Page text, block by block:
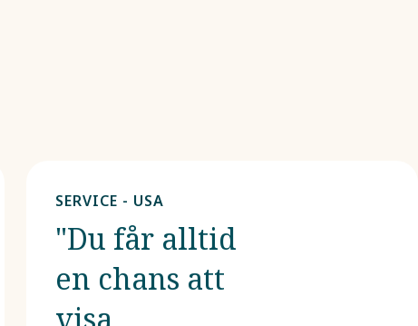
SERVICE - USA
"Du får alltid
en chans att